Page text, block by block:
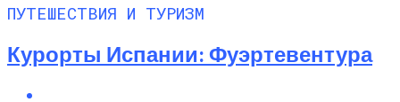
ПУТЕШЕСТВИЯ И ТУРИЗМ
Курорты Испании: Фуэртевентура